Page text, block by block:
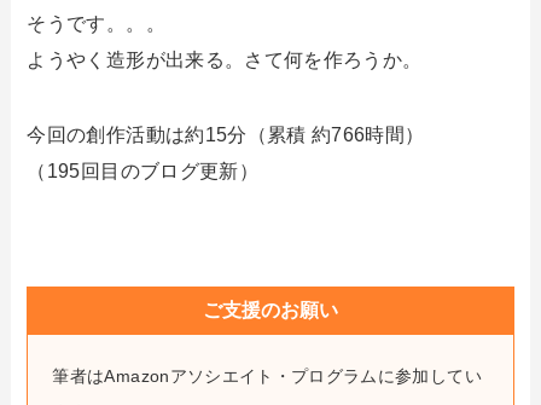
そうです。。。
ようやく造形が出来る。さて何を作ろうか。
今回の創作活動は約15分（累積 約766時間）
（195回目のブログ更新）
ご支援のお願い
筆者はAmazonアソシエイト・プログラムに参加してい